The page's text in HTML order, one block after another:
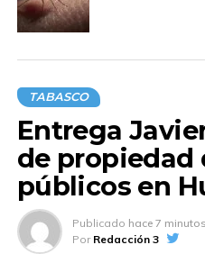
TABASCO
Entrega
de propiedad
públicos en
Publicado hace 7 minutos
Por Redacción 3